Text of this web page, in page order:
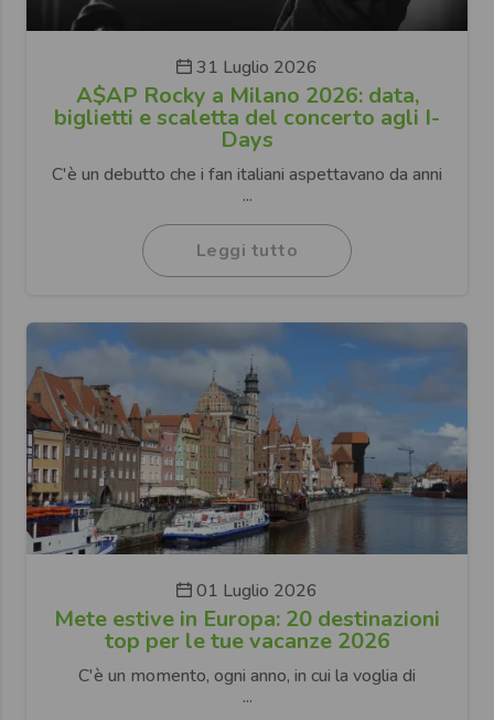
31 Luglio 2026
A$AP Rocky a Milano 2026: data,
biglietti e scaletta del concerto agli I-
Days
C'è un debutto che i fan italiani aspettavano da anni
...
Leggi tutto
01 Luglio 2026
Mete estive in Europa: 20 destinazioni
top per le tue vacanze 2026
C'è un momento, ogni anno, in cui la voglia di
...